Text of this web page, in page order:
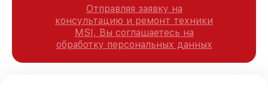
Отправляя заявку на
консультацию и ремонт техники
MSI, Вы соглашаетесь на
обработку персональных данных